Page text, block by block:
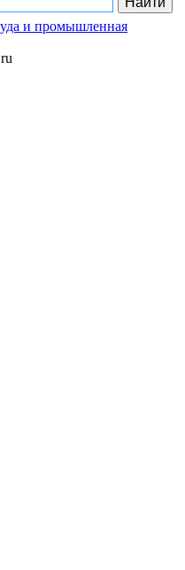
и промышленная